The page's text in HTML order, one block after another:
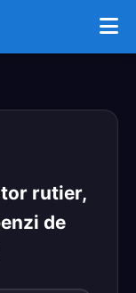
rutier,
de